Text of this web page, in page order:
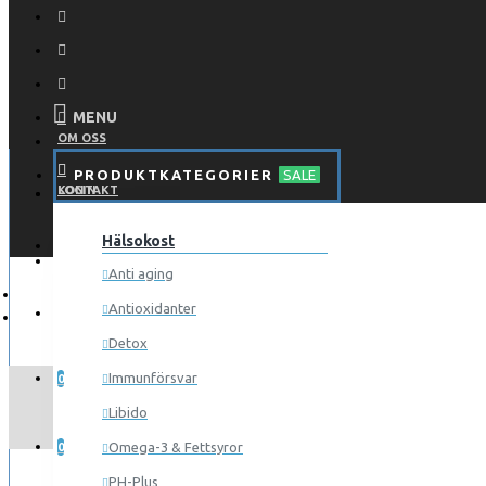
OM OSS
KONTAKT
LOGGA IN
REGISTRERA
0
0
MENU
PRODUKTKATEGORIER SALE
Hälsokost
Anti aging
Antioxidanter
Detox
Immunförsvar
Libido
Omega-3 & Fettsyror
PH-Plus
LOGIN
REGISTER